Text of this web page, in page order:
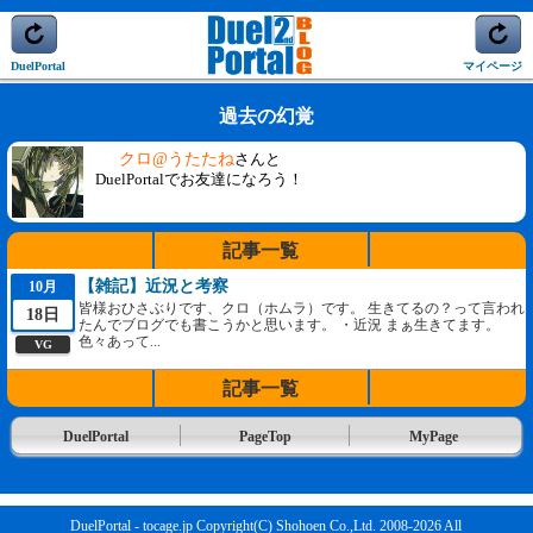
DuelPortal マイページ
過去の幻覚
クロ@うたたねさんと
DuelPortalでお友達になろう！
記事一覧
10月
18日
VG
【雑記】近況と考察
皆様おひさぶりです、クロ（ホムラ）です。 生きてるの？って言われ
たんでブログでも書こうかと思います。 ・近況 まぁ生きてます。
色々あって...
記事一覧
DuelPortal PageTop MyPage
DuelPortal - tocage.jp Copyright(C) Shohoen Co.,Ltd. 2008-2026 All